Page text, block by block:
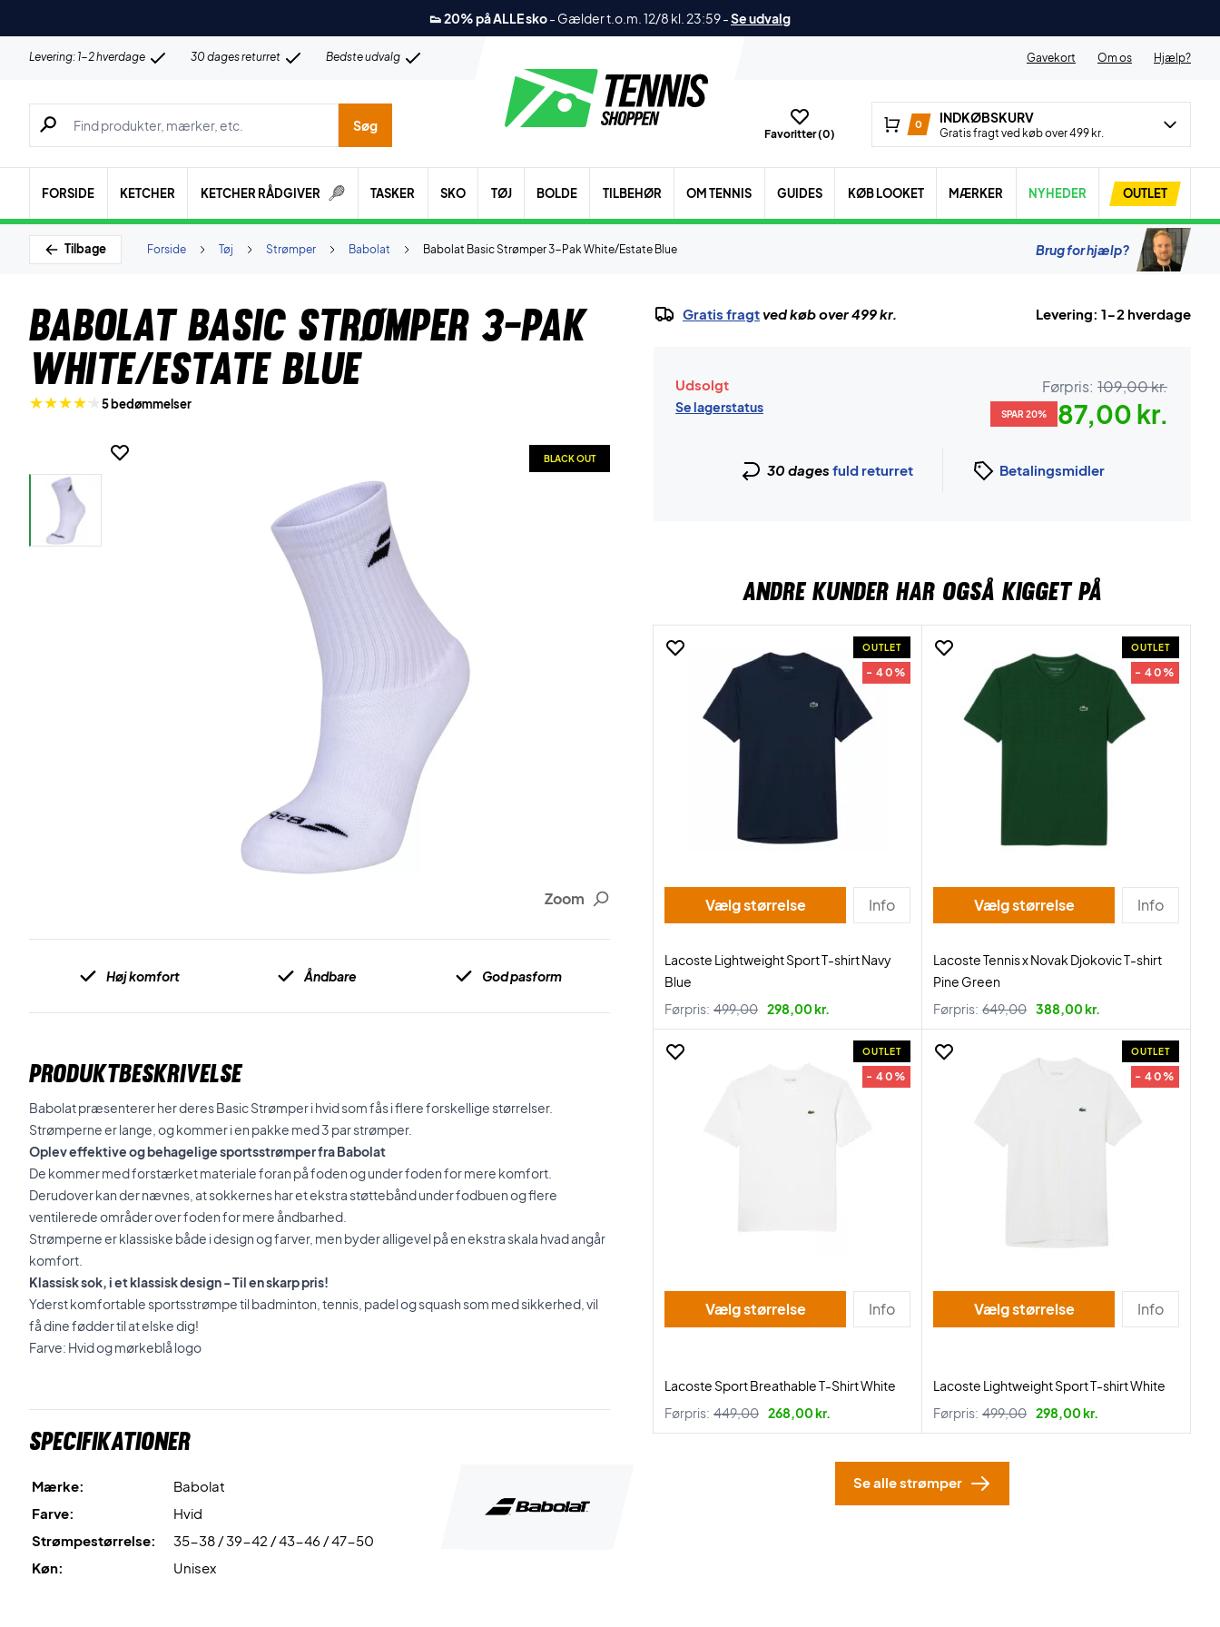
👟 20% på ALLE sko- Gælder t.o.m. 12/8 kl. 23:59-Se udvalg
Levering: 1-2 hverdage 30 dages returret Bedste udvalg Gavekort Om os Hjælp?
Søg efter produkter, mærker etc.
Søg
Favoritter (0)
0 INDKØBSKURV
Gratis fragt ved køb over 499 kr.
FORSIDE KETCHER KETCHER RÅDGIVER TASKER SKO TØJ BOLDE TILBEHØR OM TENNIS GUIDES KØB LOOKET MÆRKER NYHEDER OUTLET
Tilbage Babolat Basic Strømper 3-Pak White/Estate Blue
Babolat
Strømper
Tøj
Forside Brug for hjælp?
Babolat Basic Strømper 3-Pak
White/Estate Blue
5 bedømmelser
Zoom
BLACK OUT
Høj komfort Åndbare God pasform
PRODUKTBESKRIVELSE
Babolat præsenterer her deres Basic Strømper i hvid som fås i flere forskellige størrelser.
Strømperne er lange, og kommer i en pakke med 3 par strømper.
Oplev effektive og behagelige sportsstrømper fra Babolat
De kommer med forstærket materiale foran på foden og under foden for mere komfort.
Derudover kan der nævnes, at sokkernes har et ekstra støttebånd under fodbuen og flere
ventilerede områder over foden for mere åndbarhed.
Strømperne er klassiske både i design og farver, men byder alligevel på en ekstra skala hvad angår
komfort.
Klassisk sok, i et klassisk design - Til en skarp pris!
Yderst komfortable sportsstrømpe til badminton, tennis, padel og squash som med sikkerhed, vil
få dine fødder til at elske dig!
Farve: Hvid og mørkeblå logo
Specifikationer
Mærke:
Babolat
Farve:
Hvid
Strømpestørrelse:
35-38 / 39-42 / 43-46 / 47-50
Køn:
Unisex
Gratis fragtved køb over 499 kr. Levering: 1-2 hverdage
Udsolgt
Se lagerstatus
Førpris: 109,00 kr.
SPAR 20% 87,00 kr.
30 dages fuld returret Betalingsmidler
ANDRE KUNDER HAR OGSÅ KIGGET PÅ
OUTLET
- 40%
Vælg størrelse Info
Lacoste Lightweight Sport T-shirt Navy
Blue
Førpris: 499,00 298,00 kr.
OUTLET
- 40%
Vælg størrelse Info
Lacoste Tennis x Novak Djokovic T-shirt
Pine Green
Førpris: 649,00 388,00 kr.
OUTLET
- 40%
Vælg størrelse Info
Lacoste Sport Breathable T-Shirt White
Førpris: 449,00 268,00 kr.
OUTLET
- 40%
Vælg størrelse Info
Lacoste Lightweight Sport T-shirt White
Førpris: 499,00 298,00 kr.
Se alle strømper